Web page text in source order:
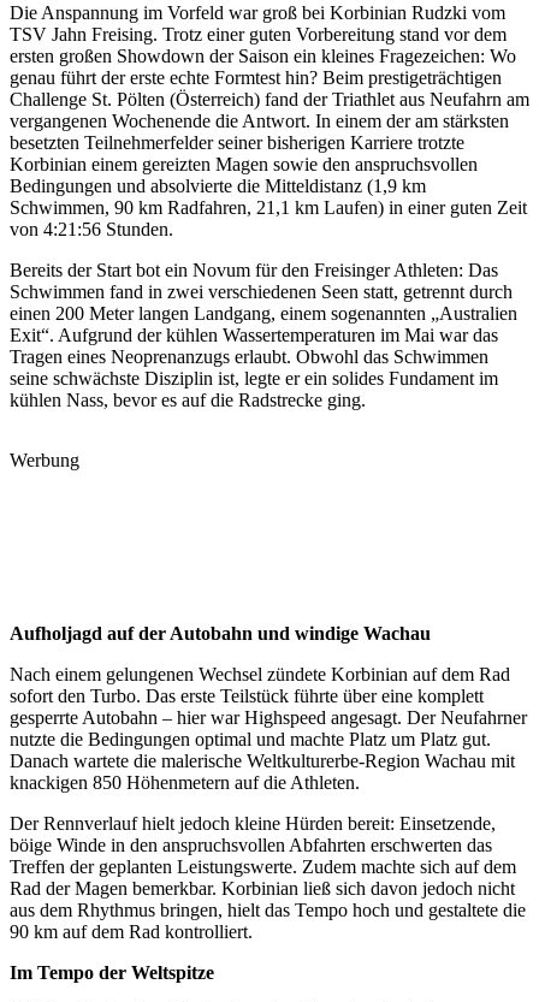
Die Anspannung im Vorfeld war groß bei Korbinian Rudzki vom
TSV Jahn Freising. Trotz einer guten Vorbereitung stand vor dem
ersten großen Showdown der Saison ein kleines Fragezeichen: Wo
genau führt der erste echte Formtest hin? Beim prestigeträchtigen
Challenge St. Pölten (Österreich) fand der Triathlet aus Neufahrn am
vergangenen Wochenende die Antwort. In einem der am stärksten
besetzten Teilnehmerfelder seiner bisherigen Karriere trotzte
Korbinian einem gereizten Magen sowie den anspruchsvollen
Bedingungen und absolvierte die Mitteldistanz (1,9 km
Schwimmen, 90 km Radfahren, 21,1 km Laufen) in einer guten Zeit
von 4:21:56 Stunden.
Bereits der Start bot ein Novum für den Freisinger Athleten: Das
Schwimmen fand in zwei verschiedenen Seen statt, getrennt durch
einen 200 Meter langen Landgang, einem sogenannten „Australien
Exit“. Aufgrund der kühlen Wassertemperaturen im Mai war das
Tragen eines Neoprenanzugs erlaubt. Obwohl das Schwimmen
seine schwächste Disziplin ist, legte er ein solides Fundament im
kühlen Nass, bevor es auf die Radstrecke ging.
Werbung
Aufholjagd auf der Autobahn und windige Wachau
Nach einem gelungenen Wechsel zündete Korbinian auf dem Rad
sofort den Turbo. Das erste Teilstück führte über eine komplett
gesperrte Autobahn – hier war Highspeed angesagt. Der Neufahrner
nutzte die Bedingungen optimal und machte Platz um Platz gut.
Danach wartete die malerische Weltkulturerbe-Region Wachau mit
knackigen 850 Höhenmetern auf die Athleten.
Der Rennverlauf hielt jedoch kleine Hürden bereit: Einsetzende,
böige Winde in den anspruchsvollen Abfahrten erschwerten das
Treffen der geplanten Leistungswerte. Zudem machte sich auf dem
Rad der Magen bemerkbar. Korbinian ließ sich davon jedoch nicht
aus dem Rhythmus bringen, hielt das Tempo hoch und gestaltete die
90 km auf dem Rad kontrolliert.
Im Tempo der Weltspitze